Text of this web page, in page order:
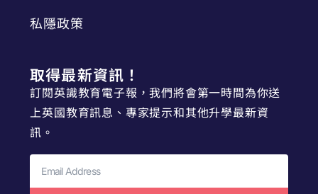
私隱政策
取得最新資訊！
訂閱英識教育電子報，我們將會第一時間為你送
上英國教育訊息、專家提示和其他升學最新資
訊。